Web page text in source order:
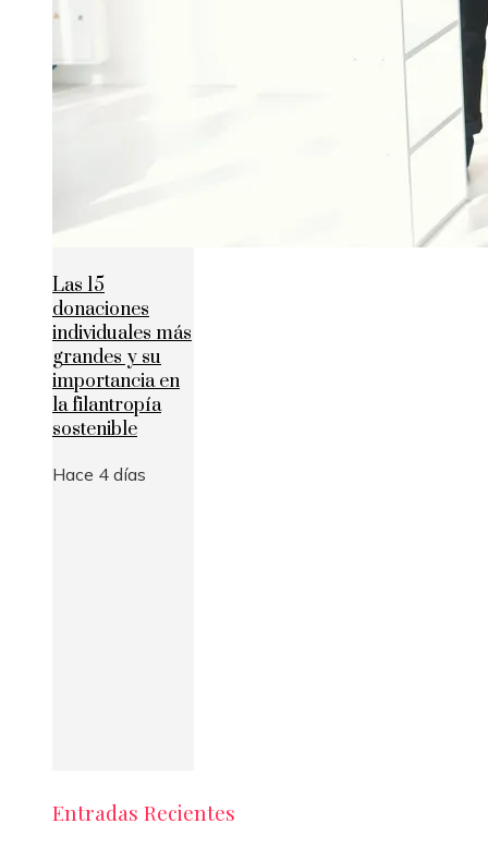
Las 15
donaciones
individuales más
grandes y su
importancia en
la filantropía
sostenible
Hace 4 días
Entradas Recientes